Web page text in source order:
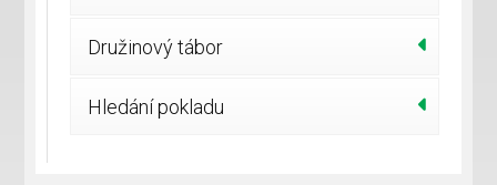
Družinový tábor
Hledání pokladu